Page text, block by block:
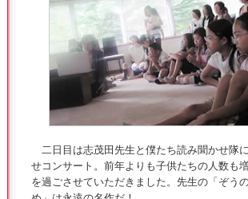
二日目は志茂田先生と僕たち読み聞かせ隊
せコンサート。前年よりも子供たちの人数も
を過ごさせていただきました。先生の「ぞう